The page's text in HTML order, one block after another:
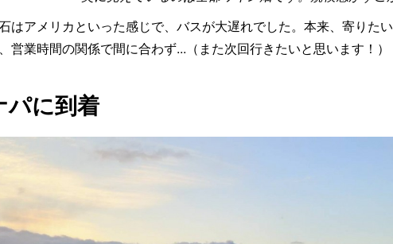
はアメリカといった感じで、バスが大遅れでした。本来、寄りた
営業時間の関係で間に合わず...（また次回行きたいと思います！）
パに到着